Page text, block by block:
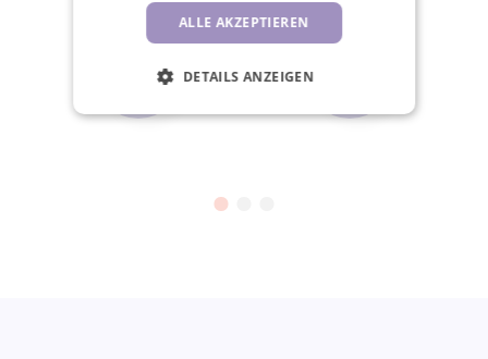
STK
ALLE AKZEPTIEREN
DETAILS ANZEIGEN